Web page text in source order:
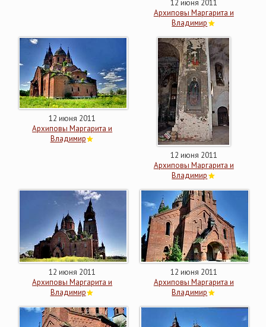
12 июня 2011
Архиповы Маргарита и
Владимир
12 июня 2011
Архиповы Маргарита и
Владимир
12 июня 2011
Архиповы Маргарита и
Владимир
12 июня 2011
Архиповы Маргарита и
Владимир
12 июня 2011
Архиповы Маргарита и
Владимир